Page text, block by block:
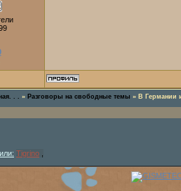
. . » Разговоры на свободные темы » В Германии
Tigrino